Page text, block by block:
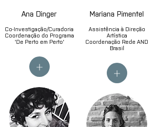
Ana Dinger
Co-Investigação/Curadoria
Coordenação do Programa
'De Perto em Perto'
+
Mariana Pimentel
Assistência à Direção
Artística
Coordenação Rede AND
Brasil
+